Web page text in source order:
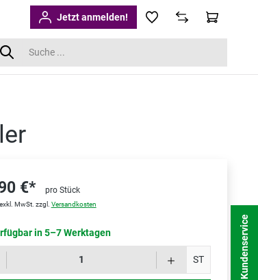
Jetzt anmelden!
€* pro Stück
MwSt. zzgl. Versandkosten
in 5–7 Werktagen
ST Kundenservice